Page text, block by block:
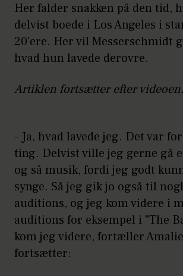
Her falder snakken på den tid,
delvist boede i Los Angeles i
20'ere. Her vil Messerschmidt
hvad hun lavede derovre.
Artiklen fortsætter efter videoen.
– Ja, hvad lavede jeg. Det var
ting. Delvist ville jeg gerne gå
og så musik, fordi jeg godt
synge. Så jeg gik jo også til
auditions, og jeg kom videre i
auditions for eksempel i "The
kom jeg videre, fortæller
fortsætter: